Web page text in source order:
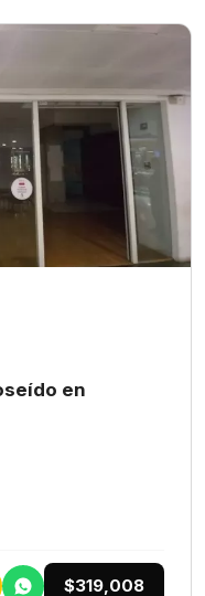
en
$319,008